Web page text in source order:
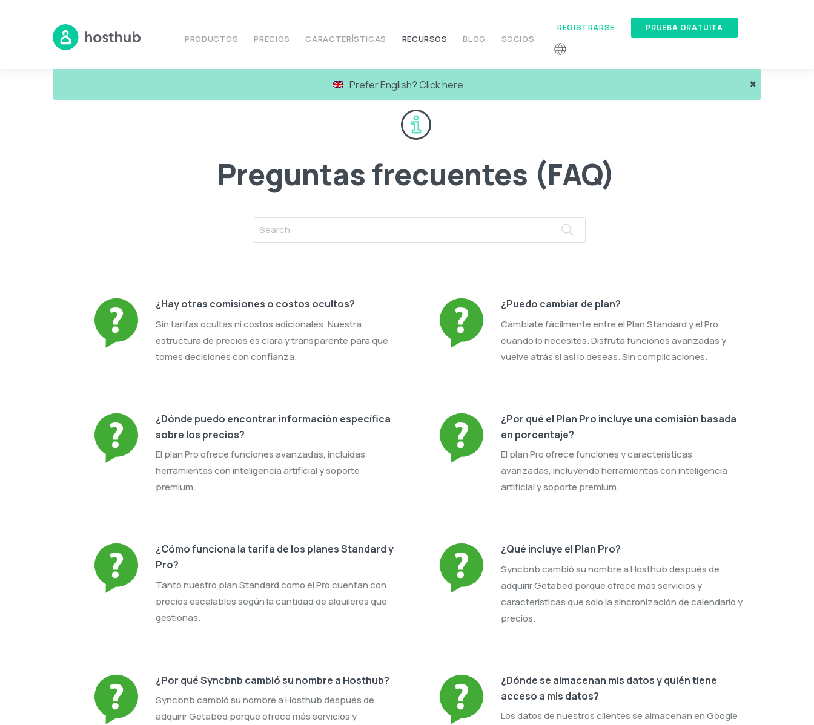
PRODUCTOS PRECIOS CARACTERÍSTICAS RECURSOS BLOG SOCIOS
REGISTRARSE PRUEBA GRATUITA
×
Prefer English? Click here
Preguntas frecuentes (FAQ)
¿Hay otras comisiones o costos ocultos?
Sin tarifas ocultas ni costos adicionales. Nuestra
estructura de precios es clara y transparente para que
tomes decisiones con confianza.
¿Puedo cambiar de plan?
Cámbiate fácilmente entre el Plan Standard y el Pro
cuando lo necesites. Disfruta funciones avanzadas y
vuelve atrás si así lo deseas. Sin complicaciones.
¿Dónde puedo encontrar información específica
sobre los precios?
El plan Pro ofrece funciones avanzadas, incluidas
herramientas con inteligencia artificial y soporte
premium.
¿Por qué el Plan Pro incluye una comisión basada
en porcentaje?
El plan Pro ofrece funciones y características
avanzadas, incluyendo herramientas con inteligencia
artificial y soporte premium.
¿Cómo funciona la tarifa de los planes Standard y
Pro?
Tanto nuestro plan Standard como el Pro cuentan con
precios escalables según la cantidad de alquileres que
gestionas.
¿Qué incluye el Plan Pro?
Syncbnb cambió su nombre a Hosthub después de
adquirir Getabed porque ofrece más servicios y
características que solo la sincronización de calendario y
precios.
¿Por qué Syncbnb cambió su nombre a Hosthub?
Syncbnb cambió su nombre a Hosthub después de
adquirir Getabed porque ofrece más servicios y
¿Dónde se almacenan mis datos y quién tiene
acceso a mis datos?
Los datos de nuestros clientes se almacenan en Google